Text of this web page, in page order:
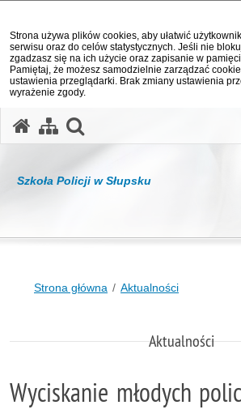
Strona używa plików cookies, aby ułatwić
serwisu oraz do celów statystycznych. Jeśli nie
zgadzasz się na ich użycie oraz zapisanie w
Pamiętaj, że możesz samodzielnie zarządzać
ustawienia przeglądarki. Brak zmiany ustawienia
wyrażenie zgody.
Szkoła Policji w Słupsku
Strona główna Aktualności
Aktualności
Wyciskanie młodych